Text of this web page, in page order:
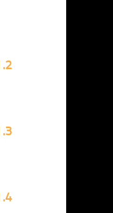
2.
3.
4.